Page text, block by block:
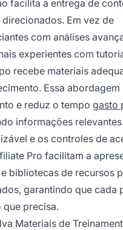
facilita a entrega de
Em vez de
com análises
experientes com
recebe materiais
Essa abordagem
e reduz o tempo gasto
informações
e os controles de
Pro facilitam a
bibliotecas de recursos
garantindo que cada
que precisa.
Materiais de